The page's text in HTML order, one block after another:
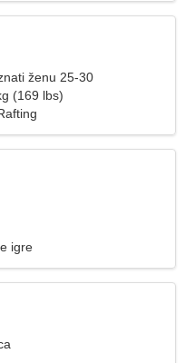
ženu 25-30
(169 lbs)
igre